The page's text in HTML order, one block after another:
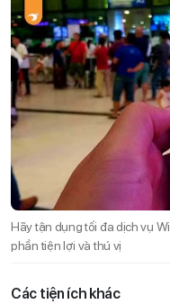
Hãy tận dụng tối đa dịch vụ
phần tiện lợi và thú vị
Các tiện ích khác